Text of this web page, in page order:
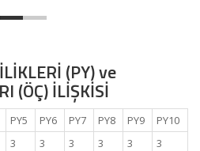
(PY) ve
(ÖÇ) İLİŞKİSİ
PY5 PY6 PY7 PY8 PY9
PY10
3 3 3 3 3
3